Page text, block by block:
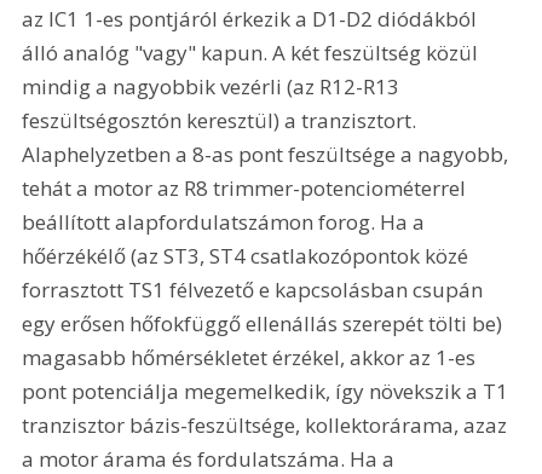
az IC1 1-es pontjáról érkezik a D1-D2 diódákból
álló analóg "vagy" kapun. A két feszültség közül
mindig a nagyobbik vezérli (az R12-R13
feszültségosztón keresztül) a tranzisztort.
Alaphelyzetben a 8-as pont feszültsége a nagyobb,
tehát a motor az R8 trimmer-potenciométerrel
beállított alapfordulatszámon forog. Ha a
hőérzékélő (az ST3, ST4 csatlakozópontok közé
forrasztott TS1 félvezető e kapcsolásban csupán
egy erősen hőfokfüggő ellenállás szerepét tölti be)
magasabb hőmérsékletet érzékel, akkor az 1-es
pont potenciálja megemelkedik, így növekszik a T1
tranzisztor bázis-feszültsége, kollektorárama, azaz
a motor árama és fordulatszáma. Ha a